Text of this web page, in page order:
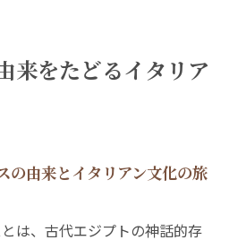
来をたどるイタリア
の由来とイタリアン文化の旅
は、古代エジプトの神話的存